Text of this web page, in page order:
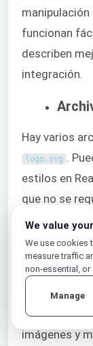
funcionan
describen
integración.
Hay varios
logo. svg .
estilos en
que no se
Se te
Esto permite
apliquen a
separando
todos los
imágenes y
We value
We use cookies
measure traffic
non-essential,
Manage